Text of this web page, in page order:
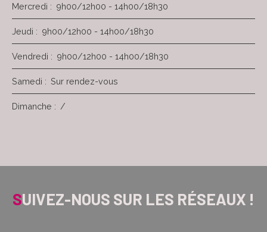
Mercredi : 9h00/12h00 - 14h00/18h30
Jeudi : 9h00/12h00 - 14h00/18h30
Vendredi : 9h00/12h00 - 14h00/18h30
Samedi : Sur rendez-vous
Dimanche : /
SUIVEZ-NOUS SUR LES RÉSEAUX !